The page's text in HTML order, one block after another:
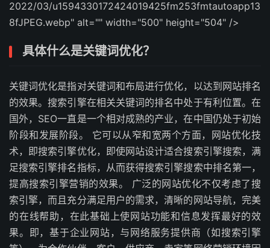
2022/03/u1594330172424019425fm253fmtautoapp13
8fJPEG.webp" alt="" width="500" height="504" />
具体什么是关键词优化？
关键词优化是指对关键词和布局进行优化，以达到网站排名
的效果。搜索引擎在相关关键词的排名中处于有利位置。在
国外，SEO一直是一个相对成熟的产业，在中国仍处于初始
阶段和发展阶段。 它可以从窄和宽两个方面，网站优化技
术，即搜索引擎优化，即使网站设计适合搜索引擎搜索，满
足搜索引擎排名指标，从而获得搜索引擎搜索中排名第一，
提高搜索引擎营销的效果。 广泛的网站优化不仅考虑了搜
索引擎，而且充分满足用户的需求，清晰的网站导航，完美
的在线帮助，在此基础上使网站功能和信息发挥最好的效
果。即，基于企业网站，与网络服务提供商（如搜索引擎